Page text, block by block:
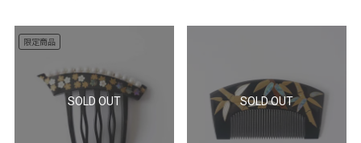
限定商品
SOLD OUT SOLD OUT